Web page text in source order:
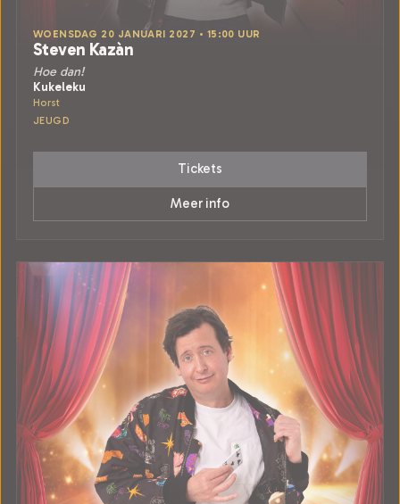
WOENSDAG 20 JANUARI 2027 • 15:00 UUR
Steven Kazàn
Hoe dan!
Kukeleku
Horst
JEUGD
Tickets
Meer info